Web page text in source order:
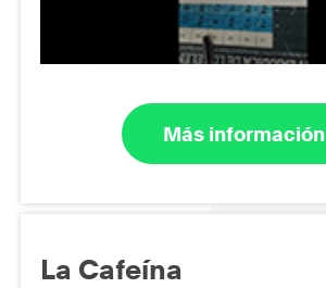
Más información
La Cafeína